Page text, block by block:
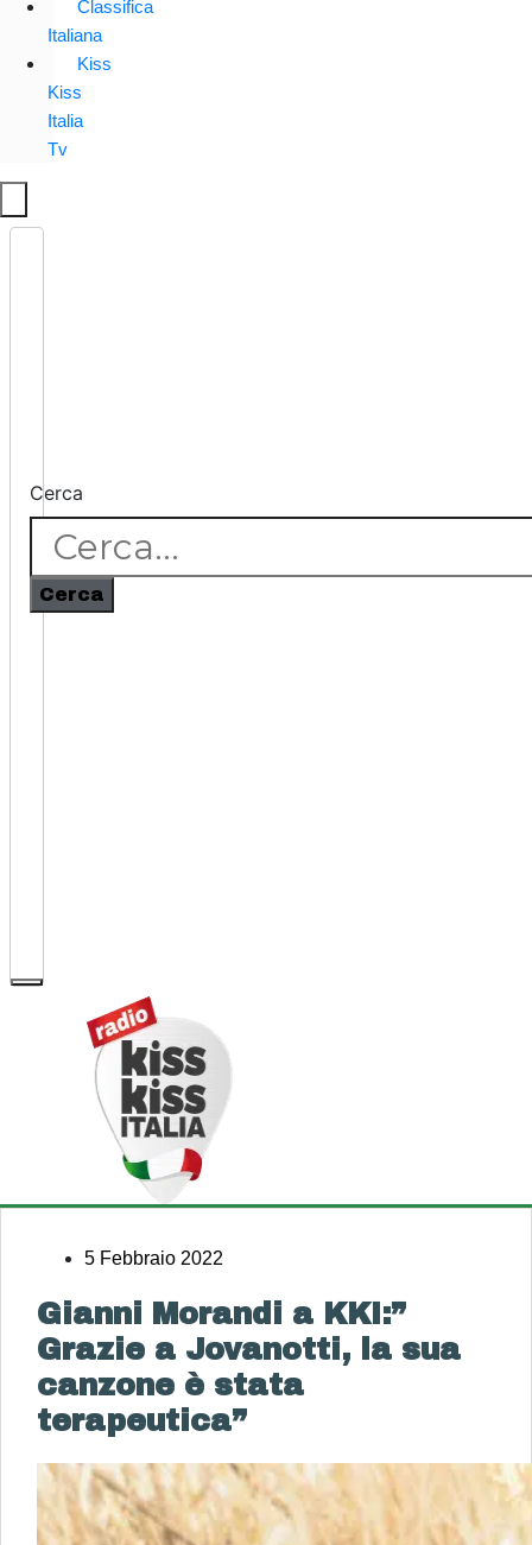
Classifica
Italiana
Kiss
Kiss
Italia
Tv
Cerca
Cerca
5 Febbraio 2022
Gianni Morandi a KKI:”
Grazie a Jovanotti, la sua
canzone è stata
terapeutica”